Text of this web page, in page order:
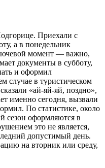
Приехали с
а в понедельник
момент — важно,
документы в субботу,
и оформил
случае в туристическом
«ай-яй-яй, поздно»,
именно сегодня, вызвали
По статистике, около
сезон оформляются в
это не является,
допустимый день.
на вторник или среду,